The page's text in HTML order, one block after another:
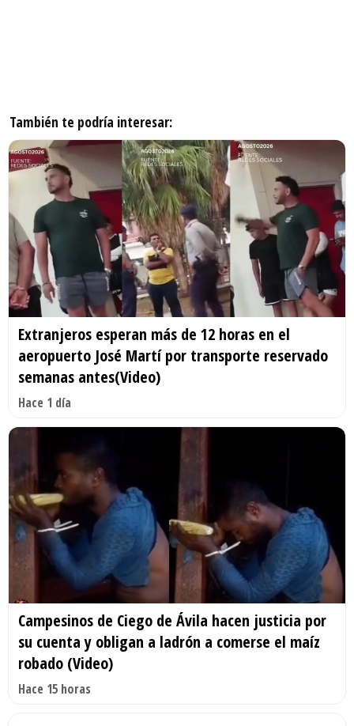
También te podría interesar:
Extranjeros esperan más de 12 horas en el
aeropuerto José Martí por transporte reservado
semanas antes(Video)
Hace 1 día
Campesinos de Ciego de Ávila hacen justicia por
su cuenta y obligan a ladrón a comerse el maíz
robado (Video)
Hace 15 horas